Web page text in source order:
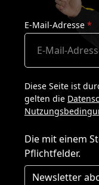
E-Mail-Adresse *
Diese Seite ist
gelten die
Die mit einem
Pflichtfelder.
Newsletter